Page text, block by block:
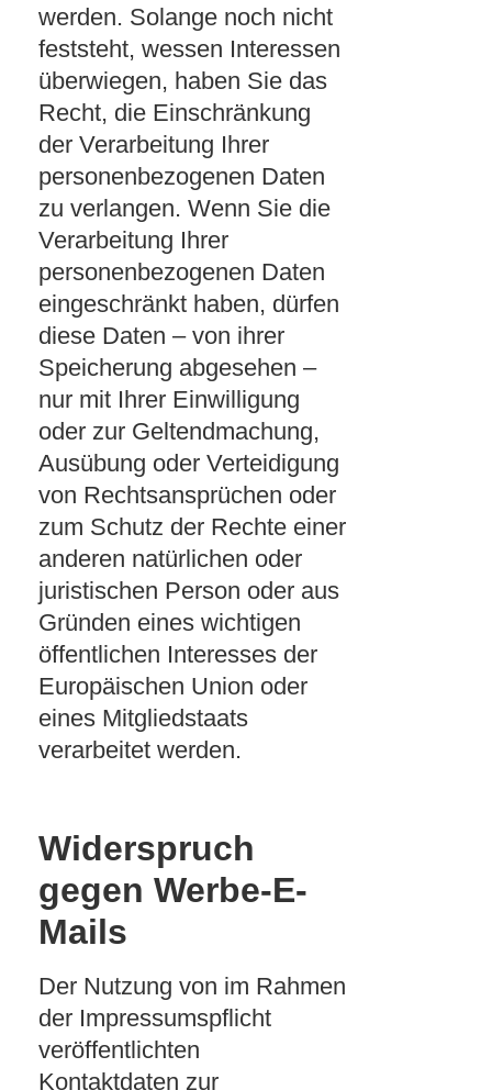
werden. Solange noch nicht
feststeht, wessen Interessen
überwiegen, haben Sie das
Recht, die Einschränkung
der Verarbeitung Ihrer
personenbezogenen Daten
zu verlangen. Wenn Sie die
Verarbeitung Ihrer
personenbezogenen Daten
eingeschränkt haben, dürfen
diese Daten – von ihrer
Speicherung abgesehen –
nur mit Ihrer Einwilligung
oder zur Geltendmachung,
Ausübung oder Verteidigung
von Rechtsansprüchen oder
zum Schutz der Rechte einer
anderen natürlichen oder
juristischen Person oder aus
Gründen eines wichtigen
öffentlichen Interesses der
Europäischen Union oder
eines Mitgliedstaats
verarbeitet werden.
Widerspruch
gegen Werbe-E-
Mails
Der Nutzung von im Rahmen
der Impressumspflicht
veröffentlichten
Kontaktdaten zur